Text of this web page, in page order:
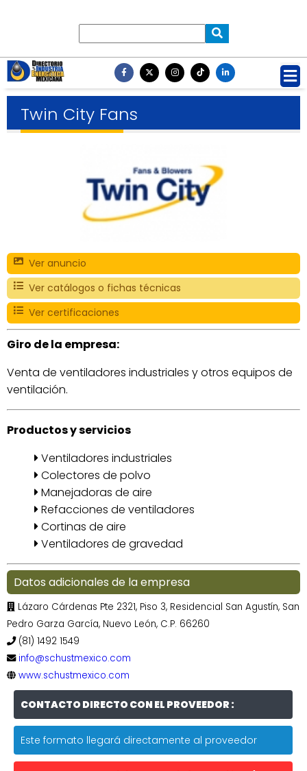
Twin City Fans
Ver anuncio
Ver catálogos o fichas técnicas
Ver certificaciones
Giro de la empresa:
Venta de ventiladores industriales y otros equipos de
ventilación.
Productos y servicios
Ventiladores industriales
Colectores de polvo
Manejadoras de aire
Refacciones de ventiladores
Cortinas de aire
Ventiladores de gravedad
Datos adicionales de la empresa
Lázaro Cárdenas Pte 2321, Piso 3, Residencial San Agustín, San
Pedro Garza García, Nuevo León, C.P. 66260
(81) 1492 1549
info@schustmexico.com
www.schustmexico.com
CONTACTO DIRECTO CON EL PROVEEDOR :
Este formato llegará directamente al proveedor